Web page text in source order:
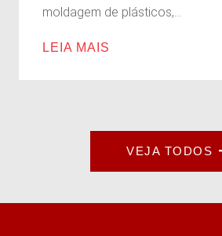
moldagem de plásticos,...
LEIA MAIS
VEJA TODOS